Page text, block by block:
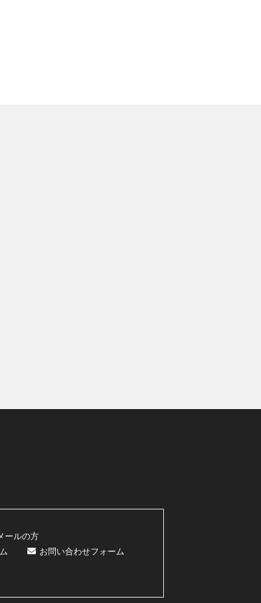
ールの方
お問い合わせフォーム